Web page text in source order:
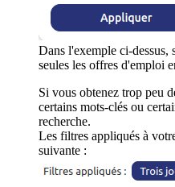
Dans l'exemple ci-
seules les offres d'emploi
Si vous obtenez trop peu
certains mots-clés ou
recherche.
Les filtres appliqués à
suivante :